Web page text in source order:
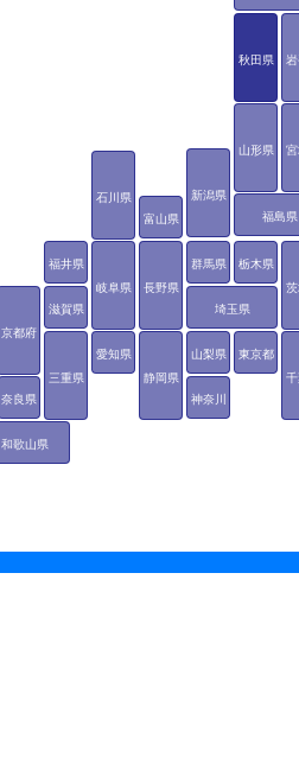
秋田県
山形県
福島県
栃木県
群馬県
埼玉県
東京都
神奈川
新潟県
富山県
石川県
福井県
山梨県
長野県
岐阜県
静岡県
愛知県
三重県
滋賀県
京都府
奈良県
和歌山県